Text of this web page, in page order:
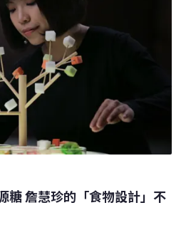
」進行跨界對話。此工作坊同時
界論壇》（Social Enterprise
台北舉辦前的重要前導活動。全
到行動IKEA社會企業董事總經理
來台出席開幕，他指出：「支持
界改變的起點。當企業願意分享
糖 詹慧珍的「食物設計」不